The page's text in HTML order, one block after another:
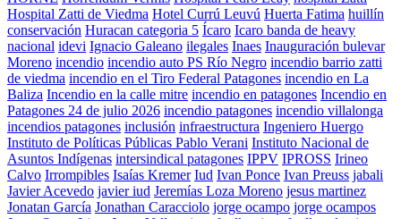
Hospital Zatti de Viedma Hotel Currú Leuvú Huerta Fatima huillín
conservación Huracan categoria 5 Ícaro Icaro banda de heavy
nacional idevi Ignacio Galeano ilegales Inaes Inauguración bulevar
Moreno incendio incendio auto PS Río Negro incendio barrio zatti
de viedma incendio en el Tiro Federal Patagones incendio en La
Baliza Incendio en la calle mitre incendio en patagones Incendio en
Patagones 24 de julio 2026 incendio patagones incendio villalonga
incendios patagones inclusión infraestructura Ingeniero Huergo
Instituto de Políticas Públicas Pablo Verani Instituto Nacional de
Asuntos Indígenas intersindical patagones IPPV IPROSS Irineo
Calvo Irrompibles Isaías Kremer Iud Ivan Ponce Ivan Preuss jabali
Javier Acevedo javier iud Jeremías Loza Moreno jesus martinez
Jonatan García Jonathan Caracciolo jorge ocampo jorge ocampos